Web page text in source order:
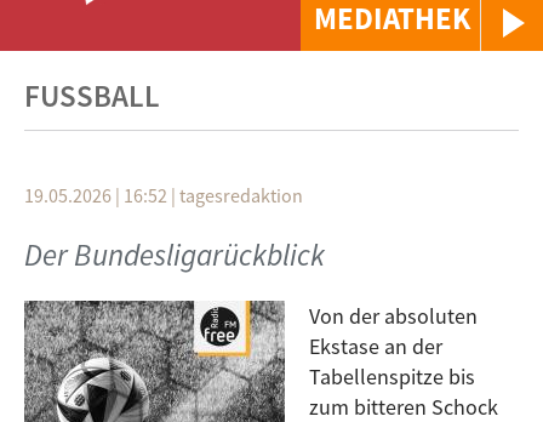
MEDIATHEK
FUSSBALL
19.05.2026 | 16:52 | tagesredaktion
Der Bundesligarückblick
Von der absoluten
Ekstase an der
Tabellenspitze bis
zum bitteren Schock